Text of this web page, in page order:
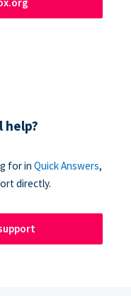
help?
for in Quick Answers,
directly.